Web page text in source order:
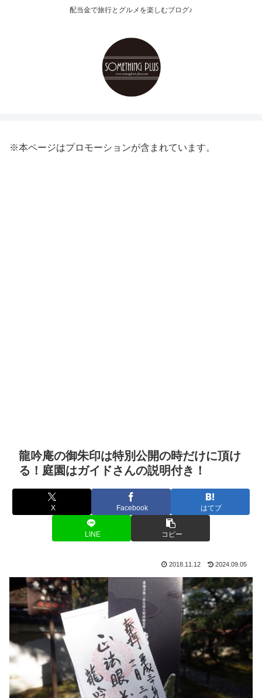
配当金で旅行とグルメを楽しむブログ♪
※本ページはプロモーションが含まれています。
龍吟庵の御朱印は特別公開の時だけに頂け
る！庭園はガイドさんの説明付き！
X Facebook はてブ
LINE コピー
2018.11.12 2024.09.05